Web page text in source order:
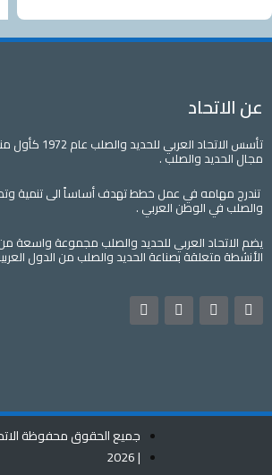
عن الاتحاد
تأسس الاتحاد
مجال الحديد والصلب .
تندرج مهامه في عمل خطط تهدف أساساً الى تنمية
والصلب في الوطن العربي .
يضم الاتحاد العربي للحديد والصلب مجموعة واسعة
الأنشطة متعلقة بصناعة الحديد والصلب من الدول
F
a
T
w
Y
o
L
i
جميع الحقوق محفوظة
| 2026